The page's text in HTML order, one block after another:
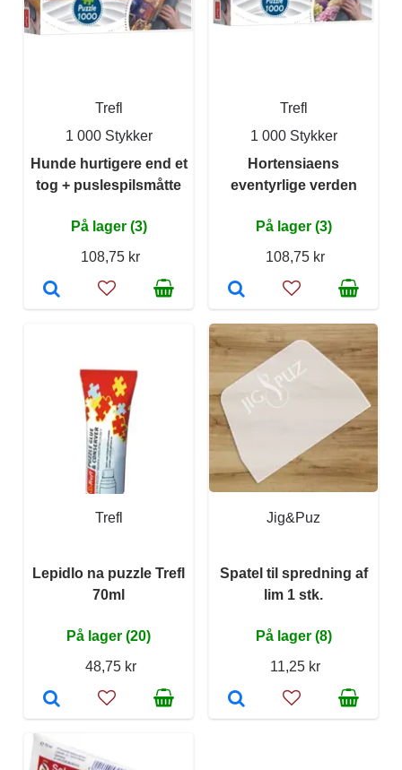
Trefl
1 000 Stykker
Hunde hurtigere end et
tog + puslespilsmåtte
På lager (3)
108,75 kr
Trefl
1 000 Stykker
Hortensiaens
eventyrlige verden
På lager (3)
108,75 kr
Trefl
Lepidlo na puzzle Trefl
70ml
På lager (20)
48,75 kr
Jig&Puz
Spatel til spredning af
lim 1 stk.
På lager (8)
11,25 kr